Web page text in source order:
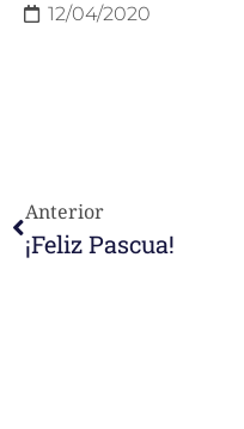
12/04/2020
Anterior
¡Feliz Pascua!